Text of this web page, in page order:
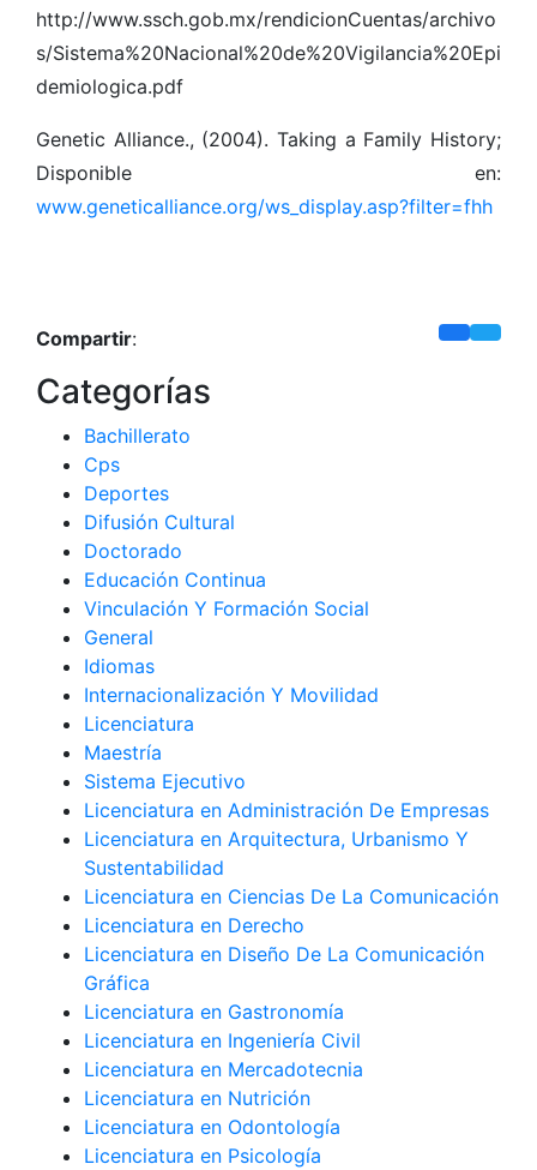
http://www.ssch.gob.mx/rendicionCuentas/archivo
s/Sistema%20Nacional%20de%20Vigilancia%20Epi
demiologica.pdf
Genetic Alliance., (2004). Taking a Family History;
Disponible en:
www.geneticalliance.org/ws_display.asp?filter=fhh
Compartir:
Categorías
Bachillerato
Cps
Deportes
Difusión Cultural
Doctorado
Educación Continua
Vinculación Y Formación Social
General
Idiomas
Internacionalización Y Movilidad
Licenciatura
Maestría
Sistema Ejecutivo
Licenciatura en Administración De Empresas
Licenciatura en Arquitectura, Urbanismo Y
Sustentabilidad
Licenciatura en Ciencias De La Comunicación
Licenciatura en Derecho
Licenciatura en Diseño De La Comunicación
Gráfica
Licenciatura en Gastronomía
Licenciatura en Ingeniería Civil
Licenciatura en Mercadotecnia
Licenciatura en Nutrición
Licenciatura en Odontología
Licenciatura en Psicología